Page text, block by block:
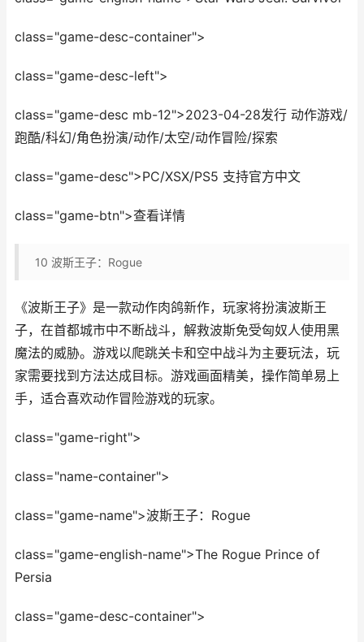
class="game-desc-container">
class="game-desc-left">
class="game-desc mb-12">2023-04-28发行 动作游戏/
跑酷/科幻/角色扮演/动作/太空/动作冒险/探索
class="game-desc">PC/XSX/PS5 支持官方中文
class="game-btn">查看详情
10 波斯王子：Rogue
《波斯王子》是一款动作肉鸽新作，玩家将扮演波斯王
子，在首都城市中不断战斗，解救波斯免受匈奴人使用黑
魔法的威胁。游戏以爬跳关卡和空中战斗为主要玩法，玩
家需要找到方法达成目标。游戏画面精美，操作简单易上
手，适合喜欢动作冒险游戏的玩家。
class="game-right">
class="name-container">
class="game-name">波斯王子：Rogue
class="game-english-name">The Rogue Prince of
Persia
class="game-desc-container">